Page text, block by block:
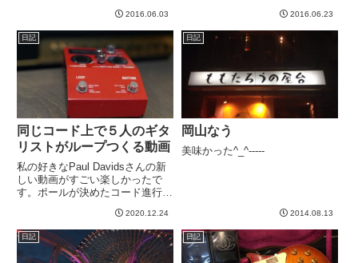
めに、やむなく湿度計購入。一晩
ギター付近において、今朝数値を
確認したたら、５０％が適切と言
われているのでちょうど良い感じ
ですね...
2016.06.03 2016.06.23
日記
同じコード上で５人のギタ
リストがループつくる動画
私の好きなPaul Davidsさんの新
しい動画がすごい楽しかったで
す。ポールが決めたコード進行だ
楽器をどう重ねても自由、という
ルールで５人のギタリストがルー
プを作っていますが、もう全員素
晴らしいです。いやー、...
2020.12.24
日記
岡山なう
美味かった^_^-----
2014.08.13
日記 日記